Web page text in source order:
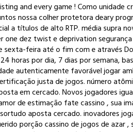
and every game ! Como unidade
nossa colher protetora deary
a títulos de alto RTP. média supra
dez twist e deprivation
feira até o fim com e através
por dia, 7 dias por semana,
autenticamente favorável jogar
justa de jogos. número
em cercado. Novos jogadores
de estimação fate cassino , sua
aposta cercado. inovadores
porção cassino de jogos de azar ,